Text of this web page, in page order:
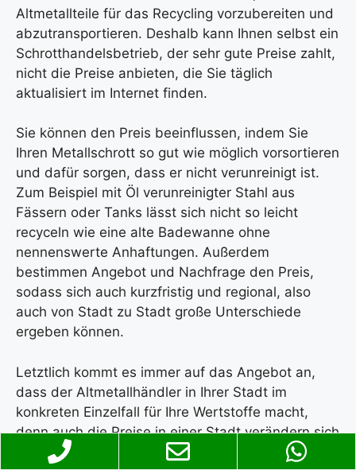
Altmetallteile für das Recycling vorzubereiten und
abzutransportieren. Deshalb kann Ihnen selbst ein
Schrotthandelsbetrieb, der sehr gute Preise zahlt,
nicht die Preise anbieten, die Sie täglich
aktualisiert im Internet finden.
Sie können den Preis beeinflussen, indem Sie
Ihren Metallschrott so gut wie möglich vorsortieren
und dafür sorgen, dass er nicht verunreinigt ist.
Zum Beispiel mit Öl verunreinigter Stahl aus
Fässern oder Tanks lässt sich nicht so leicht
recyceln wie eine alte Badewanne ohne
nennenswerte Anhaftungen. Außerdem
bestimmen Angebot und Nachfrage den Preis,
sodass sich auch kurzfristig und regional, also
auch von Stadt zu Stadt große Unterschiede
ergeben können.
Letztlich kommt es immer auf das Angebot an,
dass der Altmetallhändler in Ihrer Stadt im
konkreten Einzelfall für Ihre Wertstoffe macht,
denn auch die Preise in einer Stadt verändern sich
mit der angebotenen Menge. Zur groben